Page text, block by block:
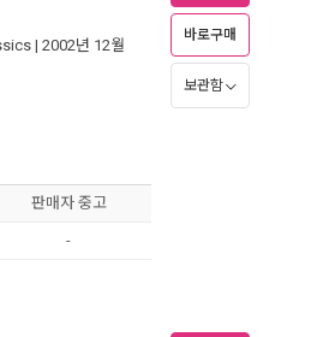
| 2002년 12월
바로구매
보관함
판매자 중고
-